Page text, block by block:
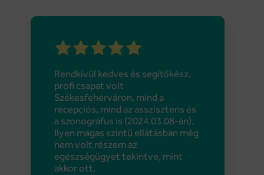
A doktor úr (Dr. Bálint
Koppány) nagyon kedves és
mosolygós. Nagyon jó élmény
volt hozzá menni vizsgálatra. A
vizsgálat alatt végig kommentelte
számunkra a látottakat, sokat
próbálkozott, hogy szép képet
csináljon nekünk a gyermekről. A
jó élmény, amit a hozzáállásával